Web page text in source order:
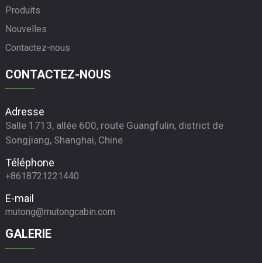
Produits
Nouvelles
Contactez-nous
CONTACTEZ-NOUS
Adresse
Salle 1713, allée 600, route Guangfulin, district de
Songjiang, Shanghai, Chine
Téléphone
+8618721221440
E-mail
mutong@mutongcabin.com
GALERIE